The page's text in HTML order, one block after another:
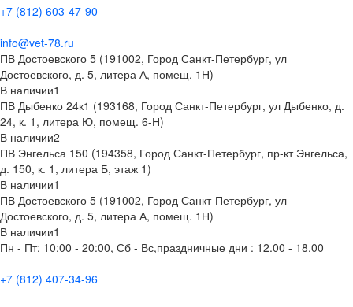
+7 (812) 603-47-90
info@vet-78.ru
ПВ Достоевского 5 (191002, Город Санкт-Петербург, ул
Достоевского, д. 5, литера А, помещ. 1Н)
В наличии1
ПВ Дыбенко 24к1 (193168, Город Санкт-Петербург, ул Дыбенко, д.
24, к. 1, литера Ю, помещ. 6-Н)
В наличии2
ПВ Энгельса 150 (194358, Город Санкт-Петербург, пр-кт Энгельса,
д. 150, к. 1, литера Б, этаж 1)
В наличии1
ПВ Достоевского 5 (191002, Город Санкт-Петербург, ул
Достоевского, д. 5, литера А, помещ. 1Н)
В наличии1
Пн - Пт: 10:00 - 20:00, Сб - Вс,праздничные дни : 12.00 - 18.00
+7 (812) 407-34-96